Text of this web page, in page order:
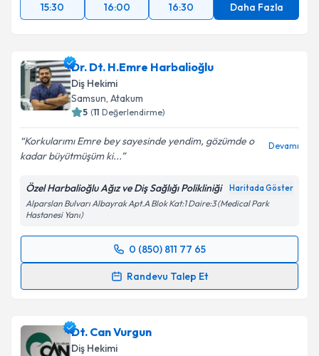
15:30
16:00 16:30 Daha Fazla
Dr. Dt. H.Emre Harbalioğlu
Diş Hekimi
Samsun, Atakum
5 (11 Değerlendirme)
Korkularımı Emre bey sayesinde yendim, gözümde o
kadar büyütmüşüm ki...
Devamı
Özel Harbalioğlu Ağız ve Diş Sağlığı Polikliniği Haritada Göster
Alparslan Bulvarı Albayrak Apt.A Blok Kat:1 Daire:3 (Medical Park
Hastanesi Yanı)
0 (850) 811 77 65
Randevu Talep Et
Randevu Takvimi Talebi
için bir takvim hazırlandığında e-posta ile
bilgilendireceğiz.
Dt. Can Vurgun
Diş Hekimi